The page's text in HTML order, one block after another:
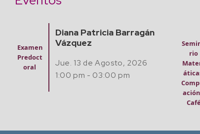
Semina
Matem
áticas,
ación y
Finding Algebraic
Mathematical Models
Data with Artificial
Intelligence